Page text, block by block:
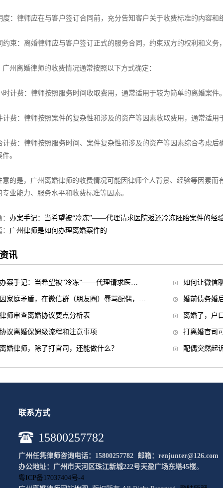
度：律师应在与客户签订合同前，充分告知客户关于收费标准的内容和
约束：离婚律师应与客户签订正式的服务合同，约束双方的权利和义务
广州离婚律师的收费情况通常按照以下方式确定：
时计费：律师按照服务时间收取费用，通常适用于较为简单的离婚案件。
计费：律师按照案件的复杂性和涉及的资产等因素收取费用，通常适用
计费：律师按照服务时间、案件复杂性和涉及的资产等因素综合考虑后
。
意的是，广州离婚律师的收费情况可能因律师个人背景、经验等因素而
专业能力、服务水平和收费标准等因素。
办案手记：当希望被“冷冻”——代理请求医院返还冷冻胚胎案件的经
广州律师是如何办理离婚案件的
讯
办案手记：当希望被“冷冻”——代理请求医… 如何让微信
因家庭矛盾，在微信群（朋友圈）辱骂配偶，… 婚前债务婚
律师审查离婚协议要点分析表 离婚了，户
协议离婚保姆级流程和注意事项 打离婚官司
离婚律师，除了打官司，还能做什么？ 配偶突然起
联系方式
15800257782
广州任隽律师咨询电话：15800257782 邮箱：renjunter@126.com
办公地址：广州市天河区珠江新城222号天盈广场东塔45楼。
粤ICP备17037404号-4